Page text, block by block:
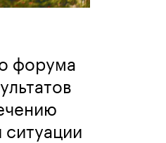
форума